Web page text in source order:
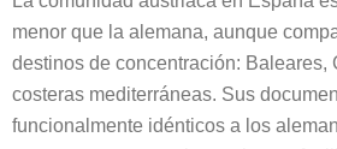
menor que la alemana, aunque
destinos de concentración: Baleares,
costeras mediterráneas. Sus
funcionalmente idénticos a los